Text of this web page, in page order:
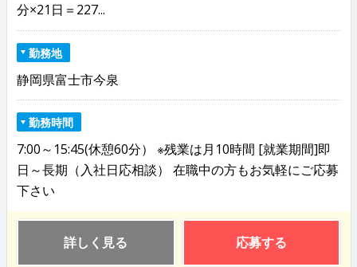
分×21日＝227...
勤務地
静岡県富士市今泉
勤務時間
7:00～15:45(休憩60分） ※残業は月10時間 [就業期間]即
日～長期（入社日応相談） 在職中の方もお気軽にご応募
下さい
詳しく見る 応募する